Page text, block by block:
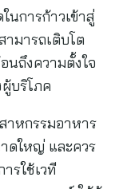
นการก้าวเข้าสู่
มารถเติบโต
ถึงความตั้งใจ
บริโภค
าหกรรมอาหาร
ดใหญ่ และควร
รใช้เวที